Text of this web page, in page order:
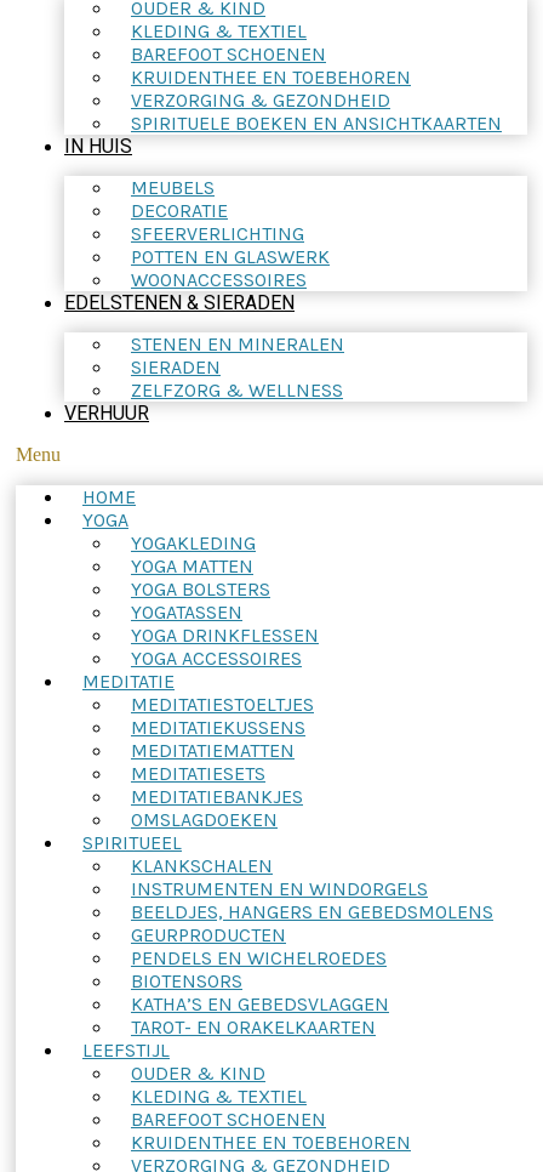
OUDER & KIND
KLEDING & TEXTIEL
BAREFOOT SCHOENEN
KRUIDENTHEE EN TOEBEHOREN
VERZORGING & GEZONDHEID
SPIRITUELE BOEKEN EN ANSICHTKAARTEN
IN HUIS
MEUBELS
DECORATIE
SFEERVERLICHTING
POTTEN EN GLASWERK
WOONACCESSOIRES
EDELSTENEN & SIERADEN
STENEN EN MINERALEN
SIERADEN
ZELFZORG & WELLNESS
VERHUUR
Menu
HOME
YOGA
YOGAKLEDING
YOGA MATTEN
YOGA BOLSTERS
YOGATASSEN
YOGA DRINKFLESSEN
YOGA ACCESSOIRES
MEDITATIE
MEDITATIESTOELTJES
MEDITATIEKUSSENS
MEDITATIEMATTEN
MEDITATIESETS
MEDITATIEBANKJES
OMSLAGDOEKEN
SPIRITUEEL
KLANKSCHALEN
INSTRUMENTEN EN WINDORGELS
BEELDJES, HANGERS EN GEBEDSMOLENS
GEURPRODUCTEN
PENDELS EN WICHELROEDES
BIOTENSORS
KATHA’S EN GEBEDSVLAGGEN
TAROT- EN ORAKELKAARTEN
LEEFSTIJL
OUDER & KIND
KLEDING & TEXTIEL
BAREFOOT SCHOENEN
KRUIDENTHEE EN TOEBEHOREN
VERZORGING & GEZONDHEID